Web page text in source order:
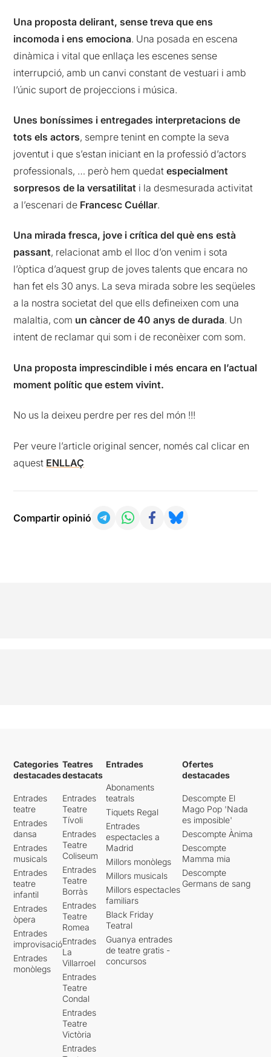
Una proposta delirant, sense treva que ens
incomoda i ens emociona. Una posada en escena
dinàmica i vital que enllaça les escenes sense
interrupció, amb un canvi constant de vestuari i amb
l’únic suport de projeccions i música.
Unes boníssimes i entregades interpretacions de
tots els actors, sempre tenint en compte la seva
joventut i que s’estan iniciant en la professió d’actors
professionals, … però hem quedatespecialment
sorpresos de la versatilitat i la desmesurada activitat
a l’escenari de Francesc Cuéllar.
Una mirada fresca, jove i crítica del què ens està
passant, relacionat amb el lloc d’on venim i sota
l’òptica d’aquest grup de joves talents que encara no
han fet els 30 anys. La seva mirada sobre les seqüeles
a la nostra societat del que ells defineixen com una
malaltia, com un càncer de 40 anys de durada. Un
intent de reclamar qui som i de reconèixer com som.
Una proposta imprescindible i més encara en l’actual
moment polític que estem vivint.
No us la deixeu perdre per res del món !!!
Per veure l’article original sencer, només cal clicar en
aquest ENLLAÇ
Compartir opinió
Categories
destacades
Entrades
teatre
Entrades
dansa
Entrades
musicals
Entrades
teatre
infantil
Entrades
òpera
Entrades
improvisació
Entrades
monòlegs
Teatres
destacats
Entrades
Teatre
Tívoli
Entrades
Teatre
Coliseum
Entrades
Teatre
Borràs
Entrades
Teatre
Romea
Entrades
La
Villarroel
Entrades
Teatre
Condal
Entrades
Teatre
Victòria
Entrades
Entrades
Abonaments
teatrals
Tiquets Regal
Entrades
espectacles a
Madrid
Millors monòlegs
Millors musicals
Millors espectacles
familiars
Black Friday
Teatral
Guanya entrades
de teatre gratis -
concursos
Ofertes
destacades
Descompte El
Mago Pop 'Nada
es imposible'
Descompte Ànima
Descompte
Mamma mia
Descompte
Germans de sang